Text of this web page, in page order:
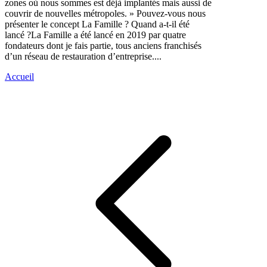
zones où nous sommes est déjà implantés mais aussi de
couvrir de nouvelles métropoles. » Pouvez-vous nous
présenter le concept La Famille ? Quand a-t-il été
lancé ?La Famille a été lancé en 2019 par quatre
fondateurs dont je fais partie, tous anciens franchisés
d’un réseau de restauration d’entreprise....
Accueil